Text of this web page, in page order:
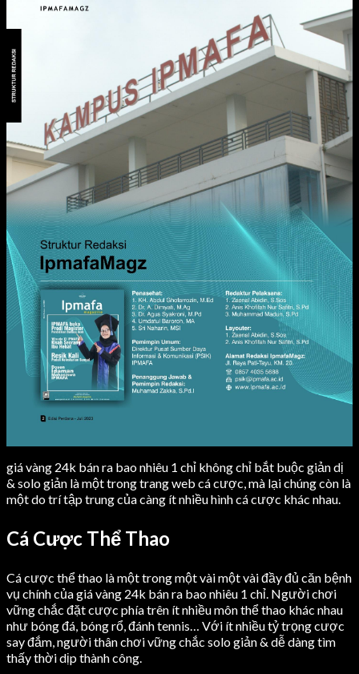
giá vàng 24k bán ra bao nhiêu 1 chỉ không chỉ bắt buộc giản dị
& solo giản là một trong trang web cá cược, mà lại chúng còn là
một do trí tập trung của càng ít nhiều hình cá cược khác nhau.
Cá Cược Thể Thao
Cá cược thể thao là một trong một vài một vài đầy đủ căn bệnh
vụ chính của giá vàng 24k bán ra bao nhiêu 1 chỉ. Người chơi
vững chắc đặt cược phía trên ít nhiều môn thể thao khác nhau
như bóng đá, bóng rổ, đánh tennis… Với ít nhiều tỷ trọng cược
say đắm, người thân chơi vững chắc solo giản & dễ dàng tìm
thấy thời dịp thành công.